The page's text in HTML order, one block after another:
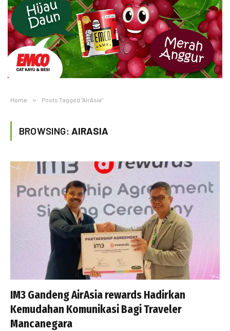
Home » Posts Tagged "AirAsia"
BROWSING: AIRASIA
IM3 Gandeng AirAsia rewards Hadirkan
Kemudahan Komunikasi Bagi Traveler
Mancanegara